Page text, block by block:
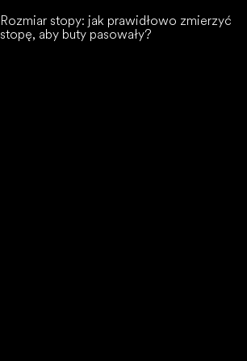
Rozmiar stopy: jak prawidłowo zmierzyć
stopę, aby buty pasowały?